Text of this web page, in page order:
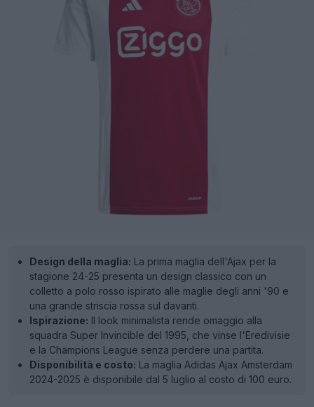
Design della maglia: La prima maglia dell'Ajax per la
stagione 24-25 presenta un design classico con un
colletto a polo rosso ispirato alle maglie degli anni '90 e
una grande striscia rossa sul davanti.
Ispirazione: Il look minimalista rende omaggio alla
squadra Super Invincible del 1995, che vinse l'Eredivisie
e la Champions League senza perdere una partita.
Disponibilità e costo: La maglia Adidas Ajax Amsterdam
2024-2025 è disponibile dal 5 luglio al costo di 100 euro.